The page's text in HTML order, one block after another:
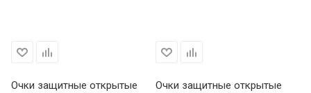
Очки защитные открытые
Очки защитные открытые